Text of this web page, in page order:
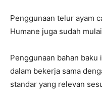
Penggunaan telur ayam
Humane juga sudah
Penggunaan bahan baku
dalam bekerja sama
standar yang relevan